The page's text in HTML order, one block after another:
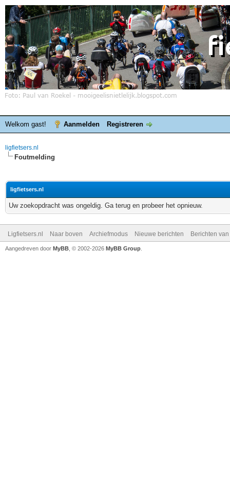
Welkom gast! Aanmelden Registreren
ligfietsers.nl
Foutmelding
ligfietsers.nl
Uw zoekopdracht was ongeldig. Ga terug en probeer het opnieuw.
Ligfietsers.nl Naar boven Archiefmodus Nieuwe berichten Berichten
Aangedreven door MyBB , © 2002-2026 MyBB Group